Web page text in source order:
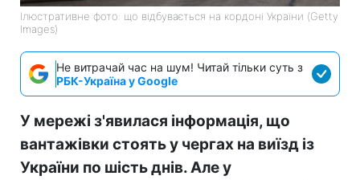
Ілюстративне фото: що відбувається на кордоні України (Getty
Images)
Не витрачай час на шум! Читай тільки суть з
РБК-Україна у Google
У мережі з'явилася інформація, що
вантажівки стоять у чергах на виїзд із
України по шість днів. Але у